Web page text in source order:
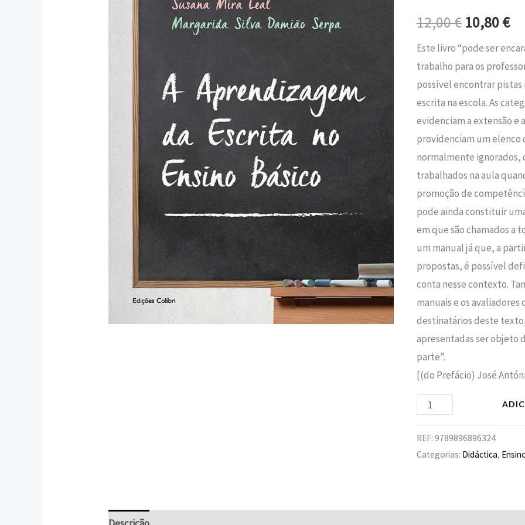
12,00€
12,00 €.
10,80€
Este livro “pode ser
trabalho para os
possível encontrar pistas
escrita na escola. As
evidenciam a extensão e
providenciam um
normalmente ignorados,
trabalhados na aula
promoção de
pode ainda constituir
em que são chamados a
um manual já que, a
propostas, é possível
conta nesse contexto.
manuais e os
destinatários deste
apresentadas ser objeto
parte”.
[(do Prefácio) José
no
Ensino
Básico
REF: 9789896896324
Categorias: Didáctica,